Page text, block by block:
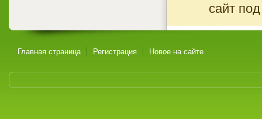
сайт
Главная страница Регистрация Новое на сайте